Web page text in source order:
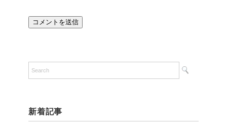
新着記事